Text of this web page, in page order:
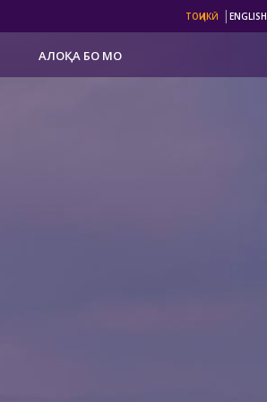
ТОҶИКӢ | ENGLISH
АЛОҚА БО МО